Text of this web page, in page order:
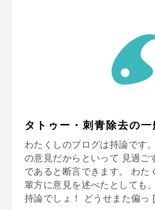
タトゥー・刺青除去の
わたくしのブログは持論です
の意見だからといって 見過ご
であると断言できます。 わた
輩方に意見を述べたとしても
持論でしょ！ どうせまた偏っ